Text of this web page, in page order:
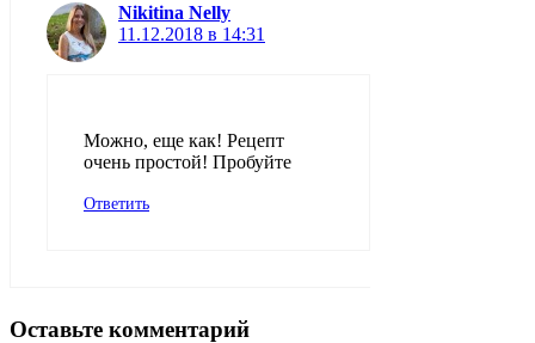
Nikitina Nelly
11.12.2018 в 14:31
Можно, еще как! Рецепт
очень простой! Пробуйте
Ответить
Оставьте комментарий